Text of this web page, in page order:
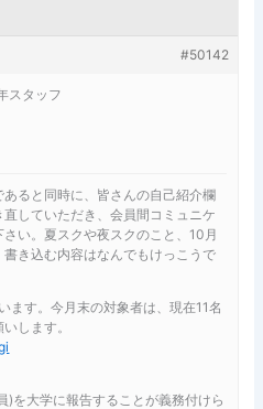
#50142
スタッフ
ると同時に、皆さんの自己紹介欄
していただき、会員間コミュニケ
い。夏スクや夜スクのこと、10月
き込む内容はなんでもけっこうで
ます。今月末の対象者は、現在11名
します。
)を大学に報告することが義務付けら